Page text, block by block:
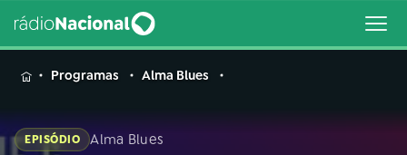
MENUProgramas Alma Blues
EPISÓDIO Alma Blues